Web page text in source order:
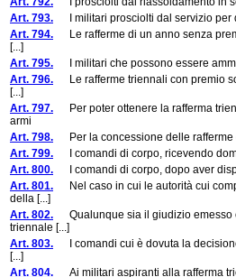
Art. 793. I militari prosciolti dal servizio per
Art. 794. Le rafferme di un anno senza
[...]
Art. 795. I militari che possono essere
Art. 796. Le rafferme triennali con premio
[...]
Art. 797. Per poter ottenere la rafferma
armi
Art. 798. Per la concessione delle rafferme
Art. 799. I comandi di corpo, ricevendo
Art. 800. I comandi di corpo, dopo aver
Art. 801. Nel caso in cui le autorità cui
della [...]
Art. 802. Qualunque sia il giudizio emesso
triennale [...]
Art. 803. I comandi cui è dovuta la
[...]
Art. 804. Ai militari aspiranti alla rafferma